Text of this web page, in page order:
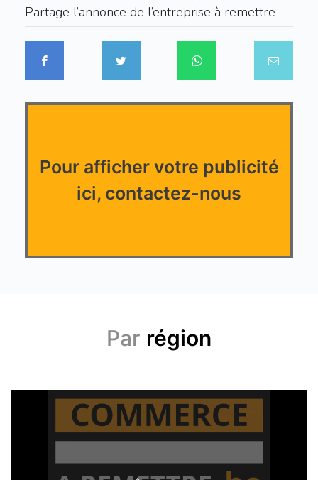
Partage l’annonce de l’entreprise à remettre
Pour afficher votre publicité
ici, contactez-nous
Par région